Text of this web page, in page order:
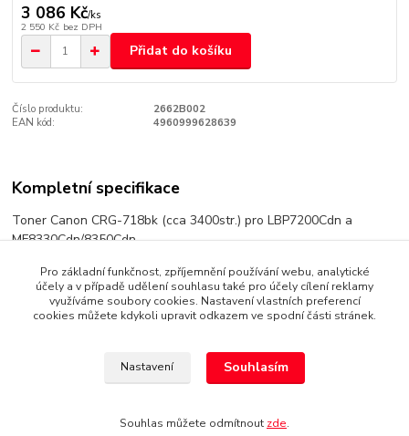
3 086 Kč/ks
2 550 Kč bez DPH
Přidat do košíku
Číslo produktu:
2662B002
EAN kód:
4960999628639
Kompletní specifikace
Toner Canon CRG-718bk (cca 3400str.) pro LBP7200Cdn a
MF8330Cdn/8350Cdn
Zboží zařazeno v kategoriích
Pro základní funkčnost, zpříjemnění používání webu, analytické
účely a v případě udělení souhlasu také pro účely cílení reklamy
využíváme soubory cookies. Nastavení vlastních preferencí
cookies můžete kdykoli upravit odkazem ve spodní části stránek.
Nastavení Souhlasím
Souhlas můžete odmítnout zde.